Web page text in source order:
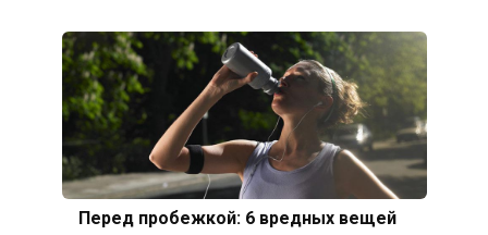
Перед пробежкой: 6 вредных вещей